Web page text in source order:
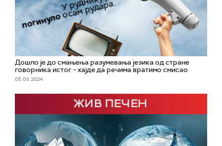
Дошло је до смањења разумевања језика од стране
говорника истог – хајде да речима вратимо смисао
05. 03. 2024.